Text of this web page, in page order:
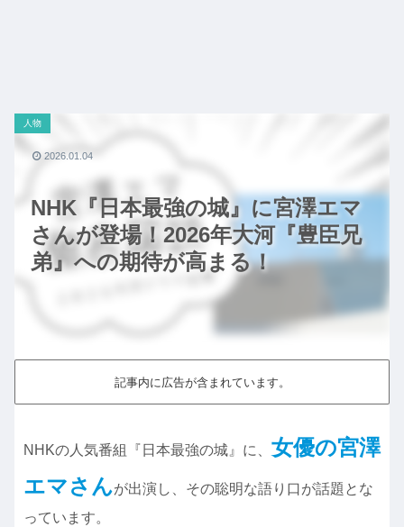
NHK『日本最強の城』に宮澤エマ
さんが登場！2026年大河『豊臣兄
弟』への期待が高まる！
人物
2026.01.04
記事内に広告が含まれています。
NHKの人気番組『日本最強の城』に、 女優の宮澤
エマさんが出演し、その聡明な語り口が話題とな
っています。